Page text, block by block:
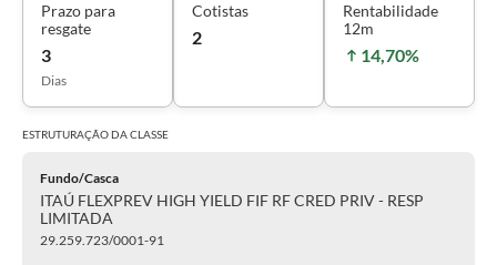
Prazo para
resgate
3
Dias
Cotistas
2
Rentabilidade
12m
14,70%
ESTRUTURAÇÃO DACLASSE
Fundo/Casca
ITAÚ FLEXPREV HIGH YIELD FIF RF CRED PRIV - RESP
LIMITADA
29.259.723/0001-91